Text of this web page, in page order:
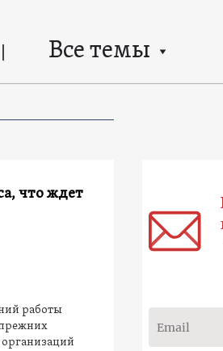
Все темы
что ждет
работы